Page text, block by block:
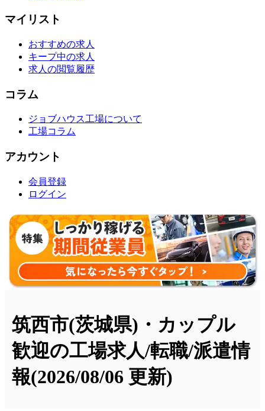
マイリスト
おすすめの求人
キープ中の求人
求人の閲覧履歴
コラム
ジョブハウス工場について
工場コラム
アカウント
会員登録
ログイン
筑西市(茨城県)・カップル
歓迎の工場求人/転職/派遣情
報(2026/08/06 更新)